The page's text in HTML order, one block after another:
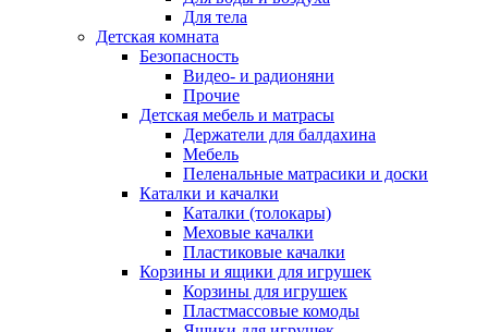
Для тела
Детская комната
Безопасность
Видео- и радионяни
Прочие
Детская мебель и матрасы
Держатели для балдахина
Мебель
Пеленальные матрасики и доски
Каталки и качалки
Каталки (толокары)
Меховые качалки
Пластиковые качалки
Корзины и ящики для игрушек
Корзины для игрушек
Пластмассовые комоды